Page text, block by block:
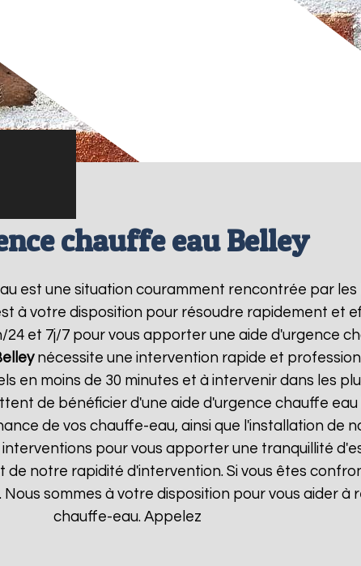
chauffe eau Belley
est une situation couramment rencontrée par
à votre disposition pour résoudre rapidement et
et 7j/7 pour vous apporter une aide d'urgence
nécessite une intervention rapide et
en moins de 30 minutes et à intervenir dans les
de bénéficier d'une aide d'urgence chauffe eau
de vos chauffe-eau, ainsi que l'installation de
pour vous apporter une tranquillité
notre rapidité d'intervention. Si vous êtes
sommes à votre disposition pour vous aider à
chauffe-eau. Appelez